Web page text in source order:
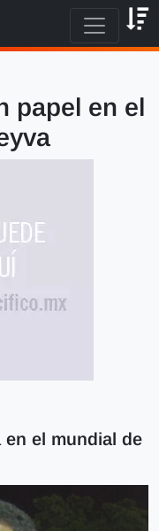
papel en el
el mundial de